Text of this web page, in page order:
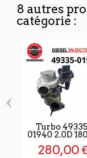
8 autres
catégorie :
Turbo
01940 2.0D
280,00
‹